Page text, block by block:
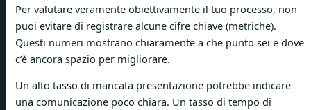
Per valutare veramente obiettivamente il tuo processo, non
puoi evitare di registrare alcune cifre chiave (metriche).
Questi numeri mostrano chiaramente a che punto sei e dove
c’è ancora spazio per migliorare.
Un alto tasso di mancata presentazione potrebbe indicare
una comunicazione poco chiara. Un tasso di tempo di